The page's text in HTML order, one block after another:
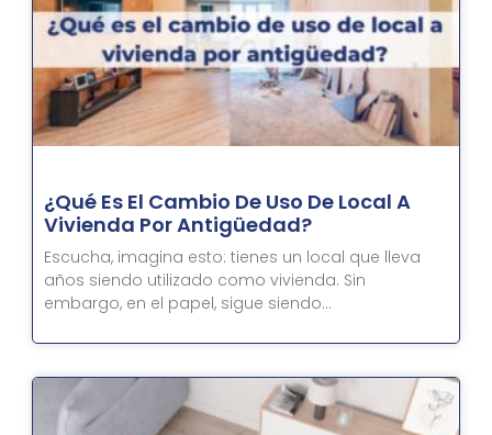
¿Qué Es El Cambio De Uso De Local A
Vivienda Por Antigüedad?
Escucha, imagina esto: tienes un local que lleva
años siendo utilizado como vivienda. Sin
embargo, en el papel, sigue siendo…